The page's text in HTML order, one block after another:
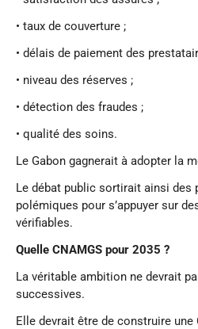
• taux de couverture ;
• délais de paiement des
• niveau des réserves ;
• détection des fraudes ;
• qualité des soins.
Le Gabon gagnerait à adopter la
Le débat public sortirait ainsi des
polémiques pour s’appuyer sur
vérifiables.
Quelle CNAMGS pour 2035 ?
La véritable ambition ne devrait
successives.
Elle devrait être de construire une